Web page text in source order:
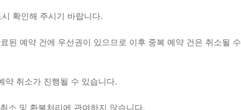
확인해 주시기 바랍니다.
된 예약 건에 우선권이 있으므로 이후 중복 예약 건은 취소될 수
약 취소가 진행될 수 있습니다.
소 및 환불처리에 관여하지 않습니다.